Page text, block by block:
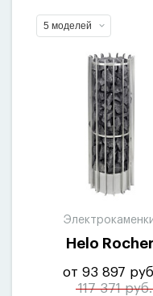
5 моделей
Helo Rocher
от 93 897
117 371 руб.